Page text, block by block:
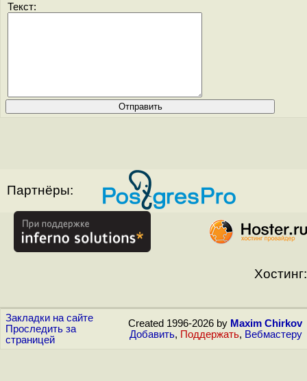
Текст:
Партнёры:
Хостинг:
Закладки на сайте
Проследить за
страницей
Created 1996-2026 by Maxim Chirkov
Добавить, Поддержать, Вебмастеру